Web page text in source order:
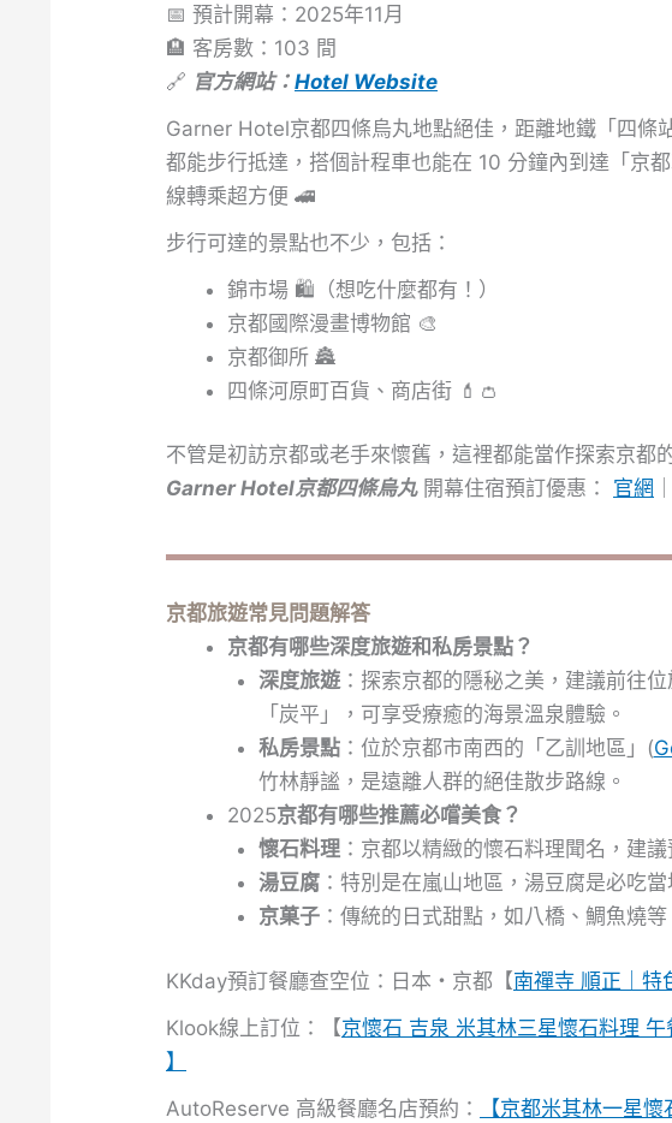
📅 預計開幕：2025年11月
🏨 客房數：103 間
🔗 官方網站： Hotel Website
Garner Hotel京都四條烏丸地點絕佳，距離地鐵「四條
都能步行抵達，搭個計程車也能在 10 分鐘內到達「京
線轉乘超方便 🚄
步行可達的景點也不少，包括：
錦市場 🛍️（想吃什麼都有！）
京都國際漫畫博物館 🎨
京都御所 🏯
四條河原町百貨、商店街 💄👛
不管是初訪京都或老手來懷舊，這裡都能當作探索京都
Garner Hotel京都四條烏丸開幕住宿預訂優惠： 官網
京都旅遊常見問題解答
京都有哪些深度旅遊和私房景點？
深度旅遊：探索京都的隱秘之美，建議前往
「炭平」，可享受療癒的海景溫泉體驗。
私房景點：位於京都市南西的「乙訓地區」(
竹林靜謐，是遠離人群的絕佳散步路線。
2025京都有哪些推薦必嚐美食？
懷石料理：京都以精緻的懷石料理聞名，建
湯豆腐：特別是在嵐山地區，湯豆腐是必吃當
京菓子：傳統的日式甜點，如八橋、鯛魚燒等
KKday預訂餐廳查空位：日本・京都【南禪寺 順正｜特
Klook線上訂位：【京懷石 吉泉 米其林三星懷石料理
】
AutoReserve 高級餐廳名店預約：
【京都米其林一星